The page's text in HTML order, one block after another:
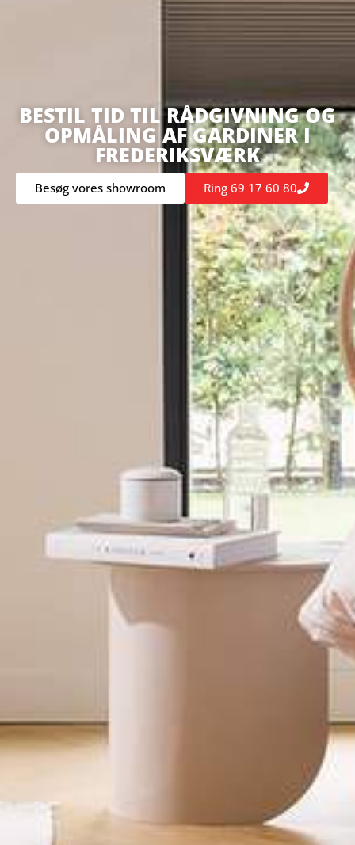
BESTIL TID TIL RÅDGIVNING OG
OPMÅLING AF GARDINER I
FREDERIKSVÆRK
Besøg vores showroom Ring 69 17 60 80